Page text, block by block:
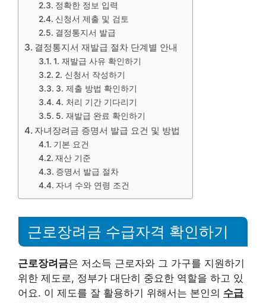
정확한 정보 입력
신청서 제출 및 검토
결정통지서 발급
결정통지서 재발급 절차 단계별 안내
1. 재발급 사유 확인하기
2. 신청서 작성하기
3. 제출 방법 확인하기
4. 처리 기간 기다리기
5. 재발급 완료 확인하기
자녀장려금 증명서 발급 요건 및 방법
기본 요건
재산 기준
증명서 발급 절차
자녀 수와 연령 조건
근로장려금 수급자격 확인하기
근로장려금은 저소득 근로자와 그 가구를 지원하기
위한 제도로, 정부가 대단히 중요한 역할을 하고 있
어요. 이 제도를 잘 활용하기 위해서는 본인의 수급